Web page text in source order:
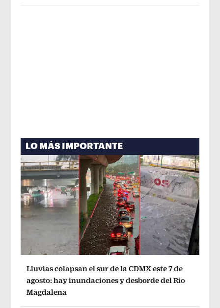
LO MÁS IMPORTANTE
Lluvias colapsan el sur de la CDMX este 7 de
agosto: hay inundaciones y desborde del Río
Magdalena